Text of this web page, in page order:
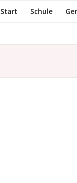
Start Schule